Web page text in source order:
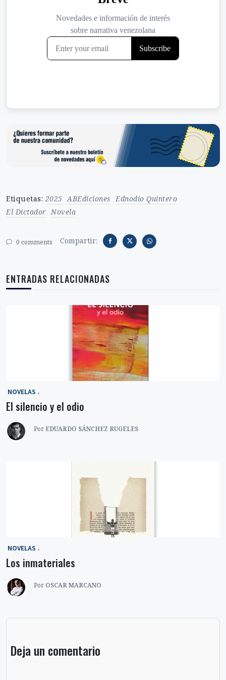
Etiquetas: 2025 ABEdiciones Ednodio Quintero
El Dictador Novela
0 comments Compartir:
ENTRADAS RELACIONADAS
‎ NOVELAS
El silencio y el odio
Por EDUARDO SÁNCHEZ RUGELES
‎ NOVELAS
Los inmateriales
Por OSCAR MARCANO
Deja un comentario